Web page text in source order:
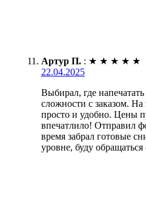
Артур П. : ★ ★ ★ ★ ★
22.04.2025
Выбирал, где
сложности с заказом. На
просто и удобно. Цены
впечатлило! Отправил
время забрал готовые
уровне, буду обращаться